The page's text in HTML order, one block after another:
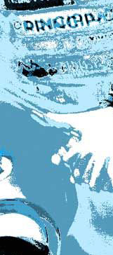
Divisione, si parte il